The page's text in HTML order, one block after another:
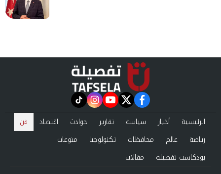
facebook
twitter
youtube
instagram
tiktok
الرئيسية أخبار سياسة تقارير حوادث اقتصاد
فن
رياضة
عالم محافظات تكنولوجيا
منوعات
بودكاست تفصيلة
مقالات